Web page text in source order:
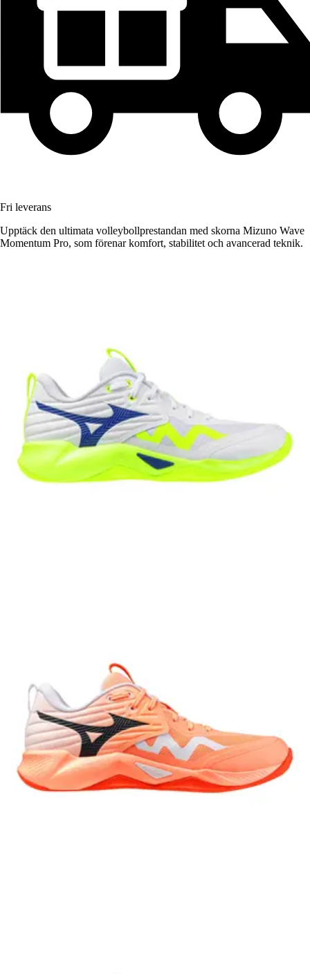
Fri leverans
Upptäck den ultimata volleybollprestandan med skorna Mizuno Wave
Momentum Pro, som förenar komfort, stabilitet och avancerad teknik.